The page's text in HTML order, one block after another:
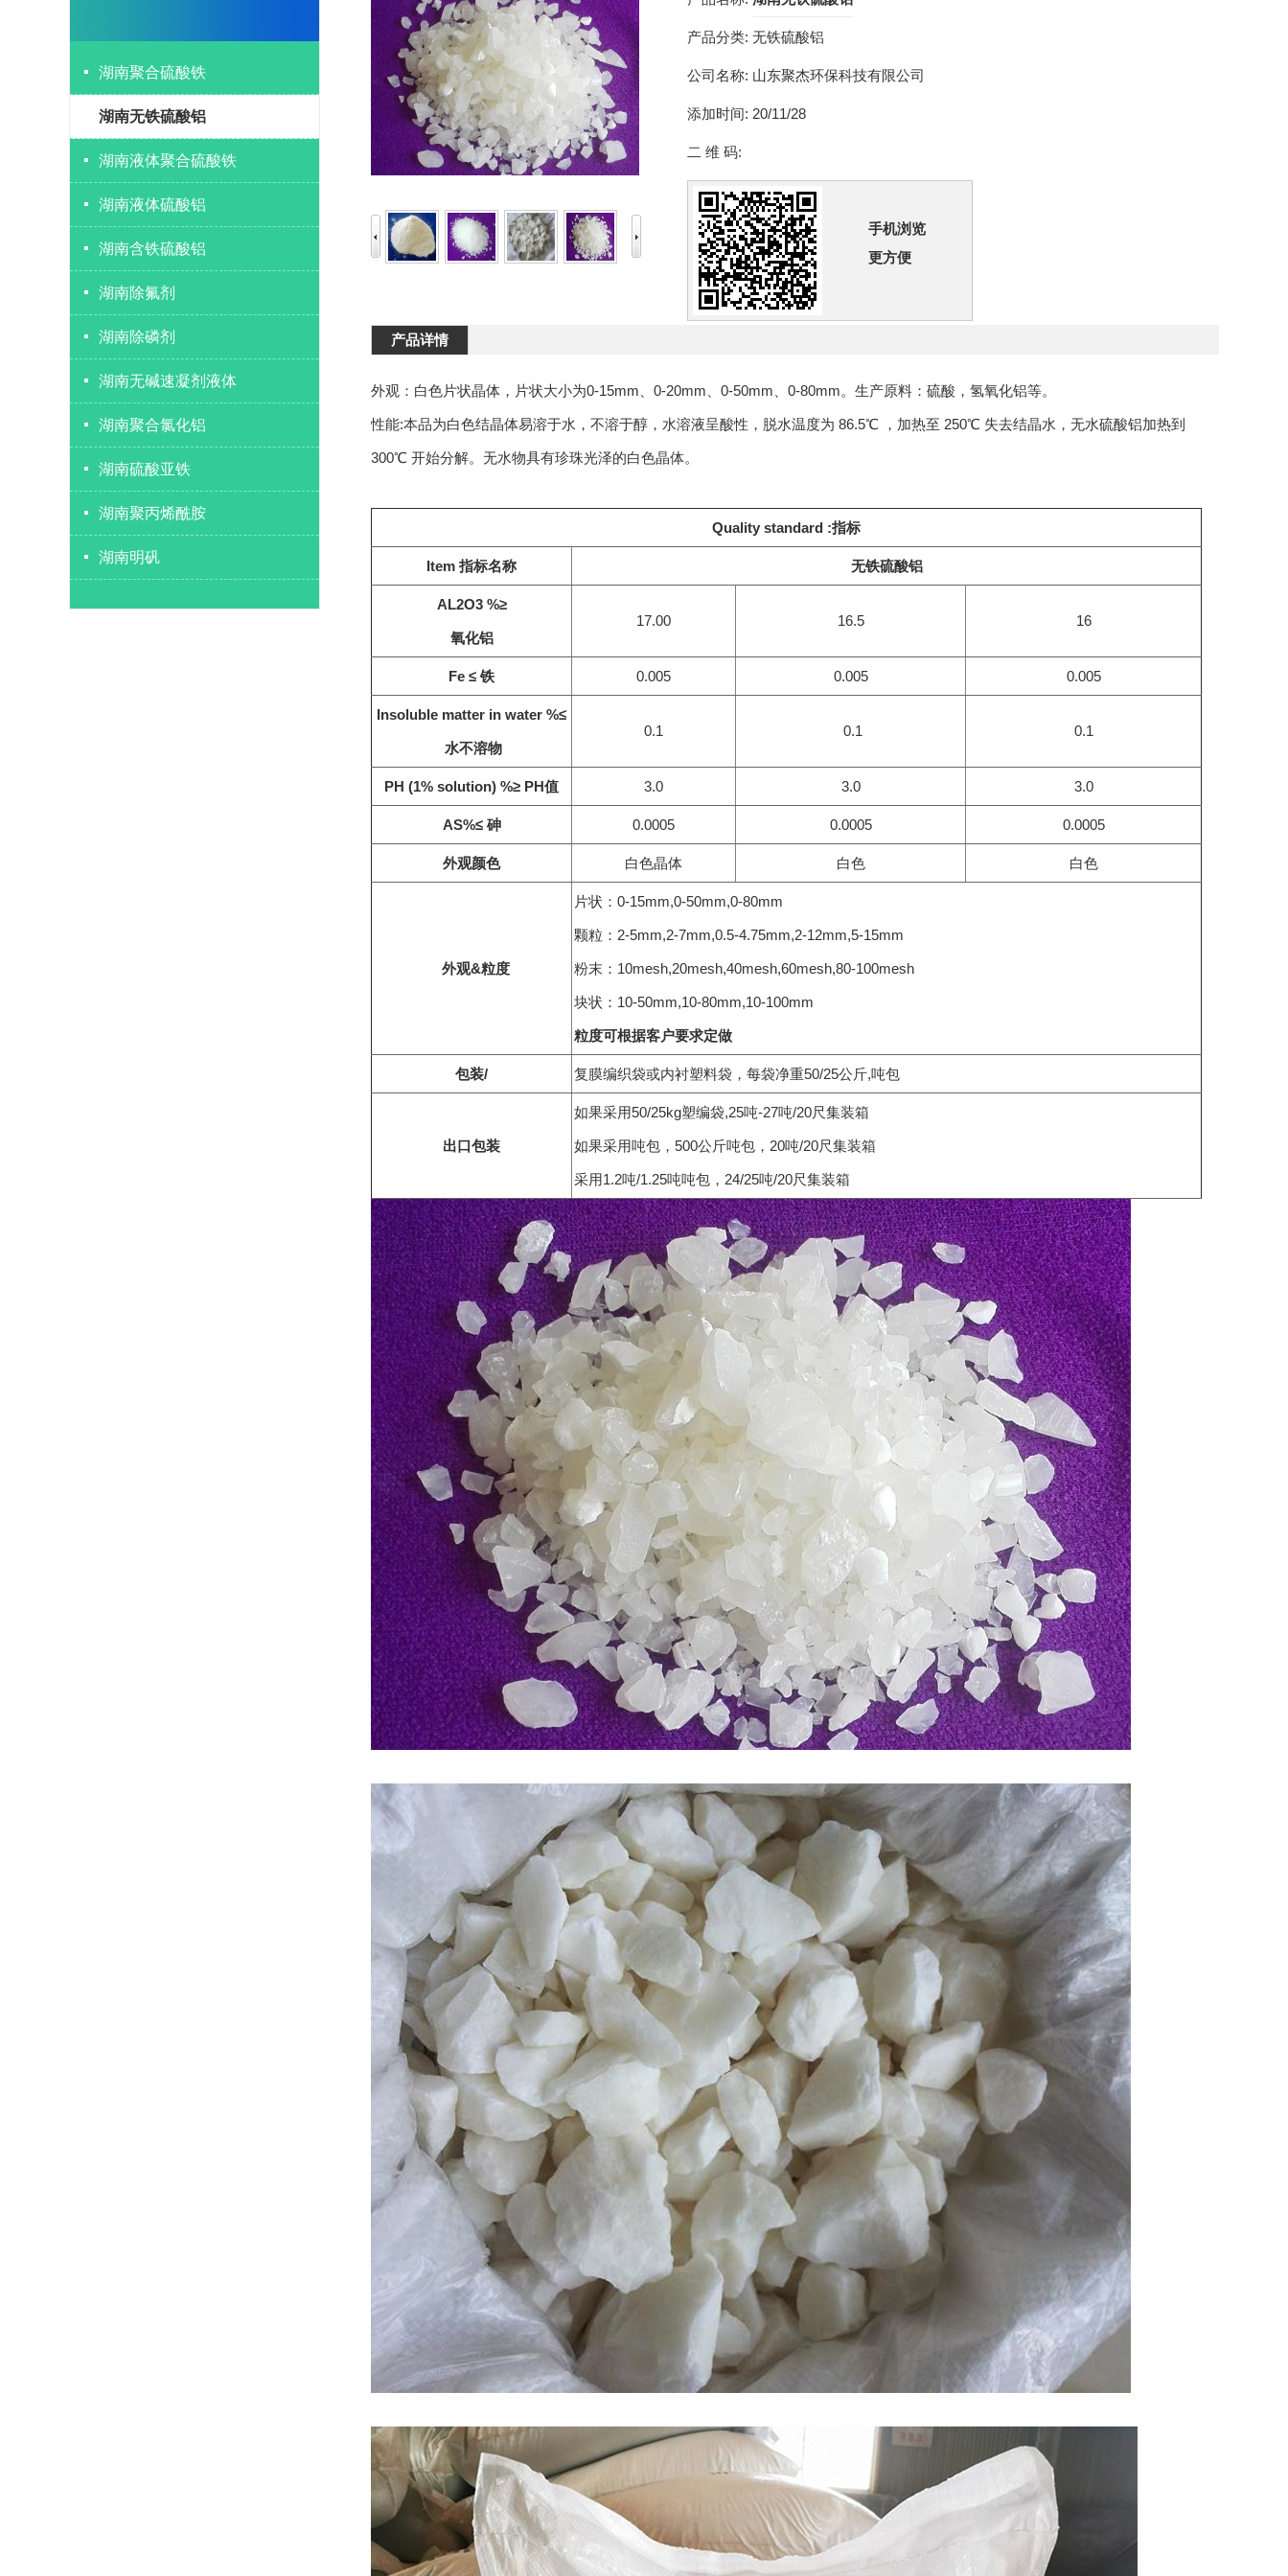
湖南聚合硫酸铁
湖南无铁硫酸铝
湖南液体聚合硫酸铁
湖南液体硫酸铝
湖南含铁硫酸铝
湖南除氟剂
湖南除磷剂
湖南无碱速凝剂液体
湖南聚合氯化铝
湖南硫酸亚铁
湖南聚丙烯酰胺
湖南明矾
产品分类: 无铁硫酸铝
公司名称: 山东聚杰环保科技有限公司
添加时间: 20/11/28
二 维 码:
手机浏览
更方便
产品详情
外观：白色片状晶体，片状大小为0-15mm、0-20mm、0-50mm、0-80mm。生产原料：硫酸，氢氧化铝等。
性能:本品为白色结晶体易溶于水，不溶于醇，水溶液呈酸性，脱水温度为 86.5℃ ，加热至 250℃ 失去结晶水，无水硫酸铝加热到
300℃ 开始分解。无水物具有珍珠光泽的白色晶体。
Quality standard :指标
Item 指标名称 无铁硫酸铝
AL2O3 %≥
氧化铝
17.00 16.5 16
Fe ≤ 铁 0.005 0.005 0.005
Insoluble matter in water %≤
水不溶物
0.1 0.1 0.1
PH (1% solution) %≥ PH值 3.0 3.0 3.0
AS%≤砷 0.0005 0.0005 0.0005
外观颜色 白色晶体 白色 白色
外观&粒度
片状：0-15mm,0-50mm,0-80mm
颗粒：2-5mm,2-7mm,0.5-4.75mm,2-12mm,5-15mm
粉末：10mesh,20mesh,40mesh,60mesh,80-100mesh
块状：10-50mm,10-80mm,10-100mm
粒度可根据客户要求定做
包装/ 复膜编织袋或内衬塑料袋，每袋净重50/25公斤,吨包
出口包装
如果采用50/25kg塑编袋,25吨-27吨/20尺集装箱
如果采用吨包，500公斤吨包，20吨/20尺集装箱
采用1.2吨/1.25吨吨包，24/25吨/20尺集装箱